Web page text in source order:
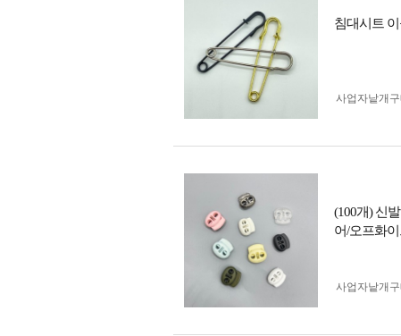
침대시트
사업자 낱개
(100개) 신
어/오프화
사업자 낱개